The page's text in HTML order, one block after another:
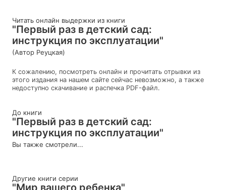
Читать онлайн выдержки из книги
"Первый раз в детский сад:
инструкция по эксплуатации"
(Автор Реуцкая)
К сожалению, посмотреть онлайн и прочитать отрывки из
этого издания на нашем сайте сейчас невозможно, а также
недоступно скачивание и распечка PDF-файл.
До книги
"Первый раз в детский сад:
инструкция по эксплуатации"
Вы также смотрели...
Другие книги серии
"Мир вашего ребенка"